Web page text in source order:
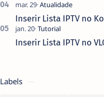
Inserir Lista IPTV no
Inserir Lista IPTV no
Labels